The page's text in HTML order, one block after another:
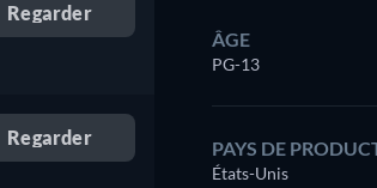
Regarder
Regarder
ÂGE
PG-13
PAYS DE
États-Unis